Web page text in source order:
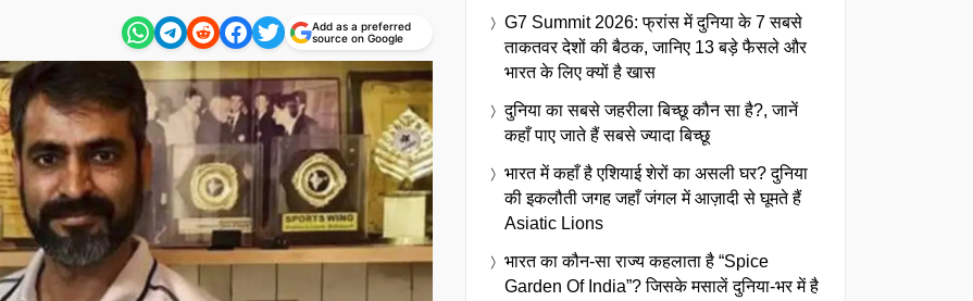
Add as a preferred
source on Google
G7 Summit 2026: फ्रांस में दुनिया के 7 सबसे
ताकतवर देशों की बैठक, जानिए 13 बड़े फैसले और
भारत के लिए क्यों है खास
दुनिया का सबसे जहरीला बिच्छू कौन सा है?, जानें
कहाँ पाए जाते हैं सबसे ज्यादा बिच्छू
भारत में कहाँ है एशियाई शेरों का असली घर? दुनिया
की इकलौती जगह जहाँ जंगल में आज़ादी से घूमते हैं
Asiatic Lions
भारत का कौन-सा राज्य कहलाता है “Spice
Garden Of India”? जिसके मसालें दुनिया-भर में है